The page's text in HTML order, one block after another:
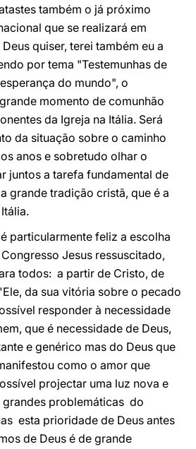
também o já próximo
que se realizará em
quiser, terei também eu a
por tema "Testemunhas de
do mundo", o
momento de comunhão
da Igreja na Itália. Será
da situação sobre o caminho
anos e sobretudo olhar o
juntos a tarefa fundamental de
grande tradição cristã, que é a
particularmente feliz a escolha
Jesus ressuscitado,
todos: a partir de Cristo, de
da sua vitória sobre o pecado
responder à necessidade
que é necessidade de Deus,
e genérico mas do Deus que
como o amor que
projectar uma luz nova e
problemáticas do
esta prioridade de Deus antes
de Deus é de grande